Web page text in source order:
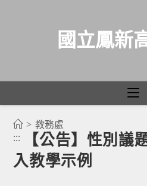
國立鳳新
> 教務處
:::
【公告】性別議
入教學示例